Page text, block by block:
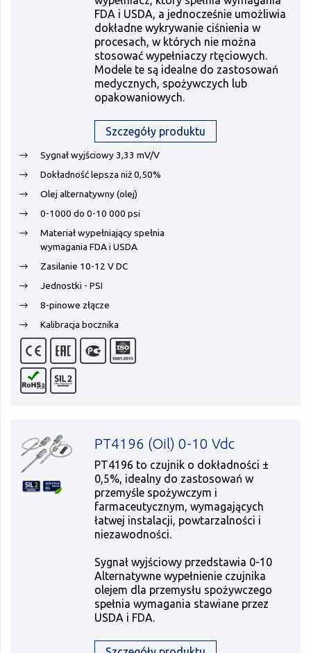
FDA i USDA, a jednocześnie umożliwia
dokładne wykrywanie ciśnienia w
procesach, w których nie można
stosować wypełniaczy rtęciowych.
Modele te są idealne do zastosowań
medycznych, spożywczych lub
opakowaniowych.
Szczegóły produktu
Sygnał wyjściowy 3,33 mV/V
Dokładność lepsza niż 0,50%
Olej alternatywny (olej)
0-1000 do 0-10 000 psi
Materiał wypełniający spełnia
wymagania FDA i USDA
Zasilanie 10-12 V DC
Jednostki - PSI
8-pinowe złącze
Kalibracja bocznika
PT4196 (Oil) 0-10 Vdc
PT4196 to czujnik o dokładności ±
0,5%, idealny do zastosowań w
przemyśle spożywczym i
farmaceutycznym, wymagających
łatwej instalacji, powtarzalności i
niezawodności.
Sygnał wyjściowy przedstawia 0-10
Alternatywne wypełnienie czujnika
olejem dla przemysłu spożywczego
spełnia wymagania stawiane przez
USDA i FDA.